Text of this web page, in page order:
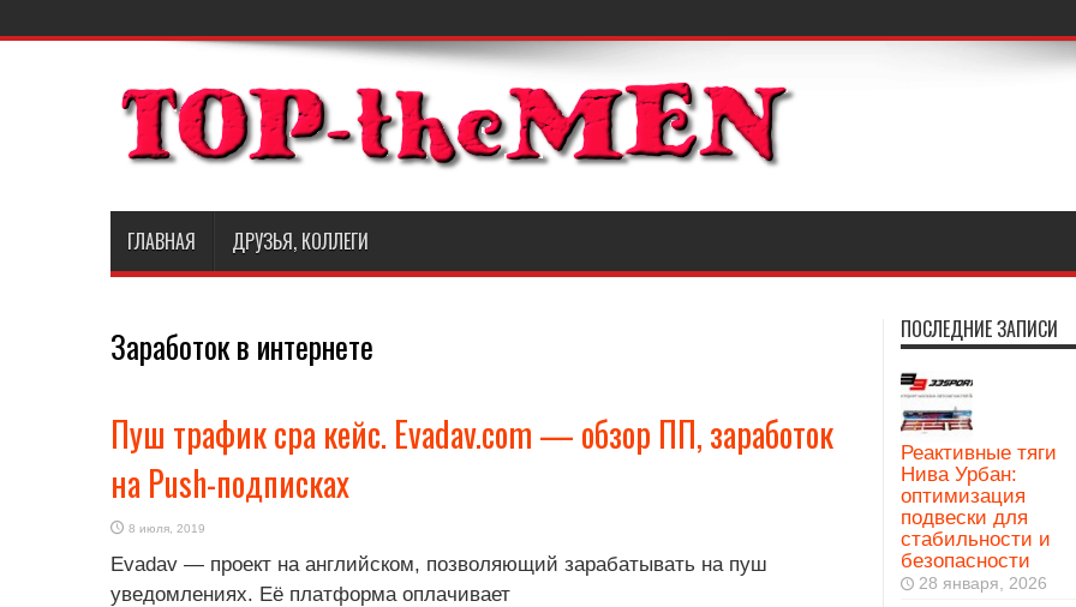
ГЛАВНАЯ ДРУЗЬЯ, КОЛЛЕГИ
Заработок в интернете
Пуш трафик cpa кейс. Evadav.com — обзор ПП, заработок
на Push-подписках
8 июля, 2019
Evadav — проект на английском, позволяющий зарабатывать на пуш
уведомлениях. Её платформа оплачивает
ПОСЛЕДНИЕ ЗАПИСИ
Реактивные тяги
Нива Урбан:
оптимизация
подвески для
стабильности и
безопасности
28 января, 2026